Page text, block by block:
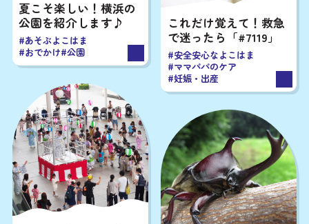
夏こそ楽しい！横浜の
公園を紹介します♪
#あそぶよこはま
#おでかけ#公園
これだけ覚えて！救急
で迷ったら「#7119」
#安全安心なよこはま
#ママパパのケア
#妊娠・出産